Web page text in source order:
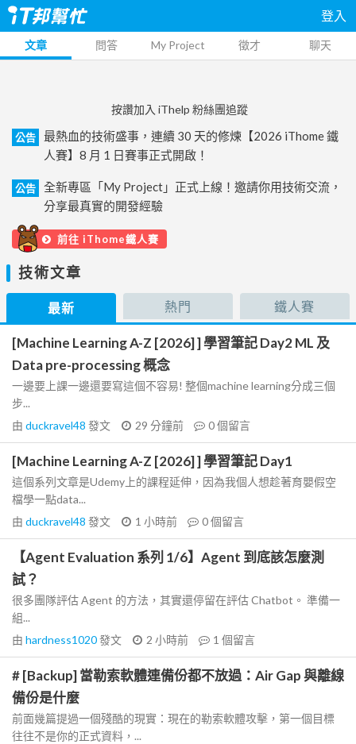
登入
文章 問答 My Project 徵才 聊天
按讚加入 iThelp 粉絲團追蹤
公告
最熱血的技術盛事，連續 30 天的修煉【2026 iThome 鐵
人賽】8 月 1 日賽事正式開啟！
公告
全新專區「My Project」正式上線！邀請你用技術交流，
分享最真實的開發經驗
前往 iThome鐵人賽
技術文章
最新 熱門 鐵人賽
[Machine Learning A-Z [2026] ] 學習筆記 Day2 ML 及
Data pre-processing 概念
一邊要上課一邊還要寫這個不容易! 整個machine learning分成三個
步...
由 duckravel48 發文 29 分鐘前 0個留言
[Machine Learning A-Z [2026] ] 學習筆記 Day1
這個系列文章是Udemy上的課程延伸，因為我個人想趁著育嬰假空
檔學一點data...
由 duckravel48 發文 1 小時前 0個留言
【Agent Evaluation 系列 1/6】Agent 到底該怎麼測
試？
很多團隊評估 Agent 的方法，其實還停留在評估 Chatbot。 準備一
組...
由 hardness1020發文 2 小時前 1 個留言
# [Backup] 當勒索軟體連備份都不放過：Air Gap 與離線
備份是什麼
前面幾篇提過一個殘酷的現實：現在的勒索軟體攻擊，第一個目標
往往不是你的正式資料，...